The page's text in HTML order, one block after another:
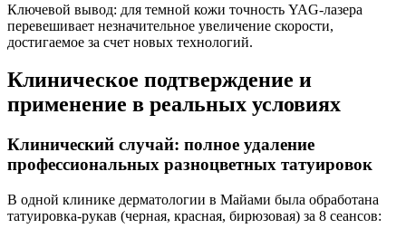
Ключевой вывод: для темной кожи точность YAG-лазера
перевешивает незначительное увеличение скорости,
достигаемое за счет новых технологий.
Клиническое подтверждение и
применение в реальных условиях
Клинический случай: полное удаление
профессиональных разноцветных татуировок
В одной клинике дерматологии в Майами была обработана
татуировка-рукав (черная, красная, бирюзовая) за 8 сеансов: